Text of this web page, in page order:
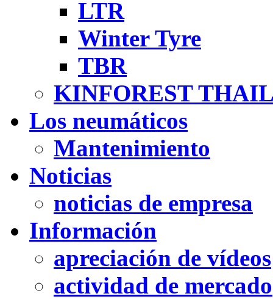
LTR
Winter Tyre
TBR
KINFOREST
Los neumáticos
Mantenimiento
Noticias
noticias de empresa
Información
apreciación de vídeos
actividad de mercado